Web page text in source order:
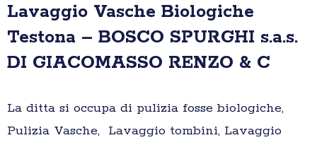
Lavaggio Vasche Biologiche
Testona – BOSCO SPURGHI s.a.s.
DI GIACOMASSO RENZO & C
La ditta si occupa di pulizia fosse biologiche,
Pulizia Vasche, Lavaggio tombini, Lavaggio